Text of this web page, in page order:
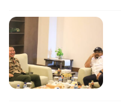
CONTACT
US
Centennial
Tower,
Level